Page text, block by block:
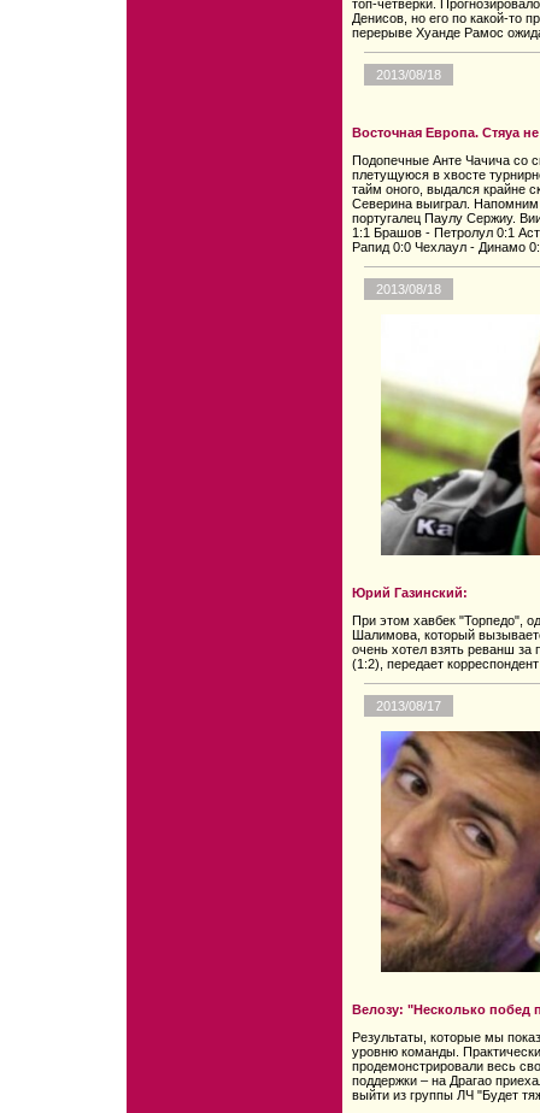
топ-четверки.
Денисов, но его по какой-то
перерыве Хуанде Рамос
2013/08/18
Восточная Европа. Стяуа
Подопечные Анте Чачича со
плетущуюся в хвосте
тайм оного, выдался крайне
Северина выиграл.
португалец Паулу Сержиу.
1:1 Брашов - Петролул 0:1
Рапид 0:0 Чехлаул - Динамо
2013/08/18
Юрий Газинский:
При этом хавбек "Торпедо",
Шалимова, который
очень хотел взять реванш за
(1:2), передает
2013/08/17
Велозу: "Несколько побед
Результаты, которые мы
уровню команды.
продемонстрировали весь
поддержки – на Драгао
выйти из группы ЛЧ "Будет